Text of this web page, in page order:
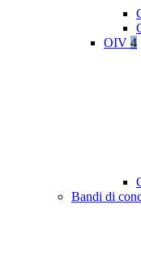
OIV 4
Bandi di